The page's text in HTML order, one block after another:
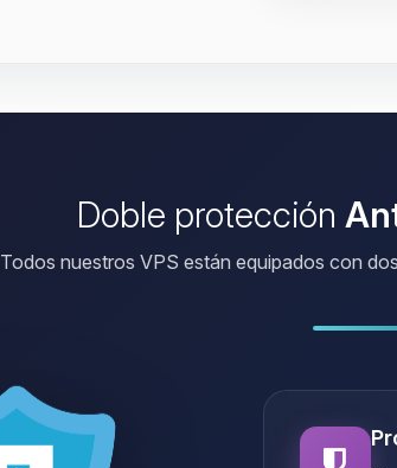
Doble protección
Todos nuestros VPS están equipados con